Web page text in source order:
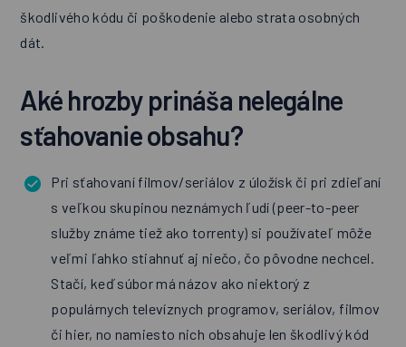
škodlivého kódu či poškodenie alebo strata osobných
dát.
Aké hrozby prináša nelegálne
sťahovanie obsahu?
Pri sťahovaní filmov/seriálov z úložísk či pri zdieľaní
s veľkou skupinou neznámych ľudí (peer-to-peer
služby známe tiež ako torrenty) si používateľ môže
veľmi ľahko stiahnuť aj niečo, čo pôvodne nechcel.
Stačí, keď súbor má názov ako niektorý z
populárnych televíznych programov, seriálov, filmov
či hier, no namiesto nich obsahuje len škodlivý kód